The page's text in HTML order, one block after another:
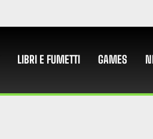
LIBRI E FUMETTI GAMES